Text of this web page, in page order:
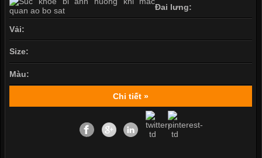
Đai lưng:
Vải:
Size:
Màu:
Chi tiết »